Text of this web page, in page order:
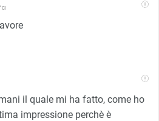
il quale mi ha fatto, come ho
impressione perchè è